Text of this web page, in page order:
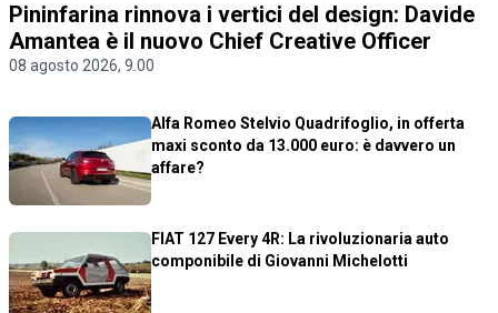
Pininfarina rinnova i vertici del design: Davide
Amantea è il nuovo Chief Creative Officer
08 agosto 2026, 9.00
Alfa Romeo Stelvio Quadrifoglio, in offerta
maxi sconto da 13.000 euro: è davvero un
affare?
FIAT 127 Every 4R: La rivoluzionaria auto
componibile di Giovanni Michelotti